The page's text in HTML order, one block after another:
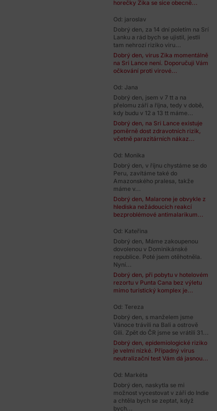
horečky Zika se sice obecně...
Od: jaroslav
Dobrý den, za 14 dní poletím na Srí
Lanku a rád bych se ujistil, jestli
tam nehrozí riziko viru...
Dobrý den, virus Zika momentálně
na Sri Lance není. Doporučuji Vám
očkování proti virové...
Od: Jana
Dobrý den, jsem v 7 tt a na
přelomu září a října, tedy v době,
kdy budu v 12 a 13 tt máme...
Dobrý den, na Sri Lance existuje
poměrně dost zdravotních rizik,
včetně parazitárních nákaz...
Od: Monika
Dobrý den, v říjnu chystáme se do
Peru, zavítáme také do
Amazonského pralesa, takže
máme v...
Dobrý den, Malarone je obvykle z
hlediska nežádoucích reakcí
bezproblémové antimalarikum...
Od: Kateřina
Dobrý den, Máme zakoupenou
dovolenou v Dominikánské
republice. Poté jsem otěhotněla.
Nyní...
Dobrý den, při pobytu v hotelovém
rezortu v Punta Cana bez výletu
mimo turistický komplex je...
Od: Tereza
Dobrý den, s manželem jsme
Vánoce trávili na Bali a ostrově
Gili. Zpět do ČR jsme se vrátili 31...
Dobrý den, epidemiologické riziko
je velmi nízké. Případný virus
neutralizační test Vám dá jasnou...
Od: Markéta
Dobrý den, naskytla se mi
možnost vycestovat v září do Indie
a chtěla bych se zeptat, když
bych...